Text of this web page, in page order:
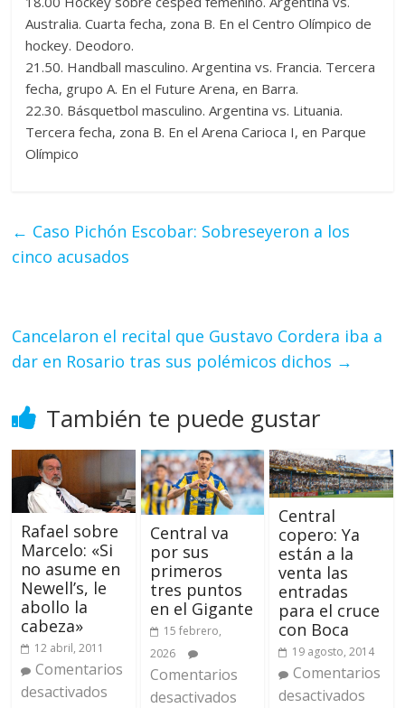
Australia. Cuarta fecha, zona B. En el Centro Olímpico de
hockey. Deodoro.
21.50. Handball masculino. Argentina vs. Francia. Tercera
fecha, grupo A. En el Future Arena, en Barra.
22.30. Básquetbol masculino. Argentina vs. Lituania.
Tercera fecha, zona B. En el Arena Carioca I, en Parque
Olímpico
← Caso Pichón Escobar: Sobreseyeron a los
cinco acusados
Cancelaron el recital que Gustavo Cordera iba a
dar en Rosario tras sus polémicos dichos →
También te puede gustar
Rafael sobre
Marcelo: «Si
no asume en
Newell’s, le
abollo la
cabeza»
12 abril, 2011
Comentarios
desactivados
Central va
por sus
primeros
tres puntos
en el Gigante
15 febrero,
2026
Comentarios
desactivados
Central
copero: Ya
están a la
venta las
entradas
para el cruce
con Boca
19 agosto, 2014
Comentarios
desactivados